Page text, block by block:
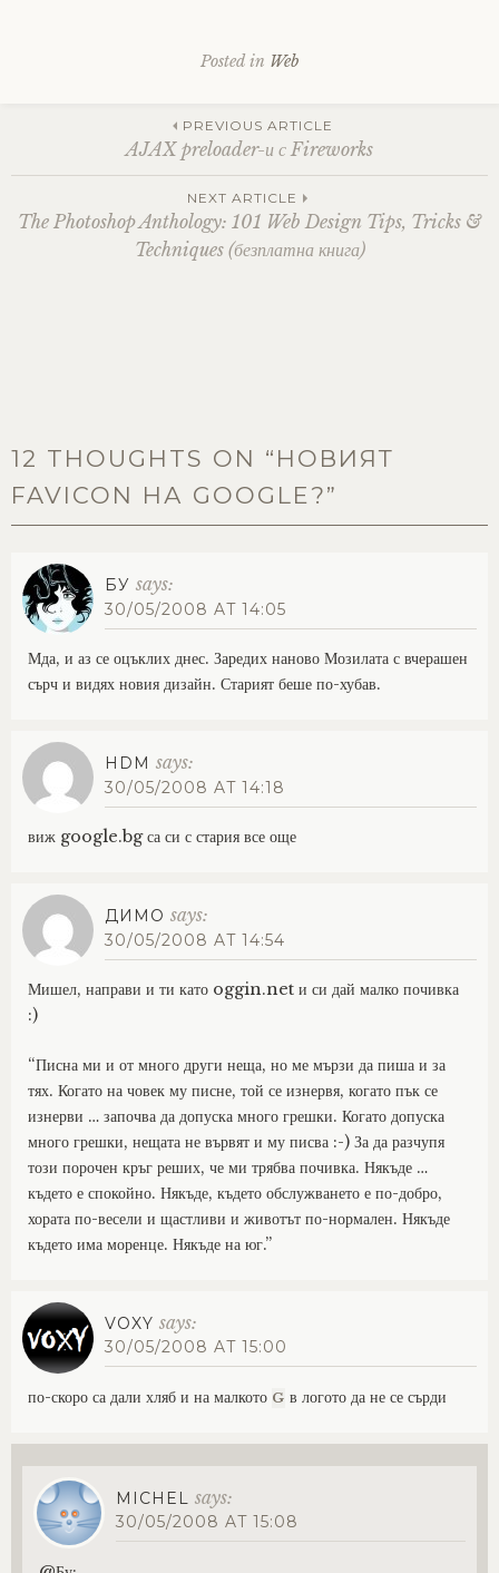
Posted in Web
navigation
PREVIOUS ARTICLE
AJAX preloader-и с Fireworks
NEXT ARTICLE
The Photoshop Anthology: 101 Web Design Tips, Tricks &
Techniques (безплатна книга)
12 THOUGHTS ON “ НОВИЯТ
FAVICON НА GOOGLE?”
БУ says:
30/05/2008 AT 14:05
Мда, и аз се оцъклих днес. Заредих наново Мозилата с вчерашен
сърч и видях новия дизайн. Старият беше по-хубав.
HDM says:
30/05/2008 AT 14:18
виж google.bg са си с стария все още
ДИМО says:
30/05/2008 AT 14:54
Мишел, направи и ти като oggin.net и си дай малко почивка
:)
“Писна ми и от много други неща, но ме мързи да пиша и за
тях. Когато на човек му писне, той се изнервя, когато пък се
изнерви … започва да допуска много грешки. Когато допуска
много грешки, нещата не вървят и му писва :-) За да разчупя
този порочен кръг реших, че ми трябва почивка. Някъде …
където е спокойно. Някъде, където обслужването е по-добро,
хората по-весели и щастливи и животът по-нормален. Някъде
където има моренце. Някъде на юг.”
VOXY says:
30/05/2008 AT 15:00
по-скоро са дали хляб и на малкото G в логото да не се сърди
MICHEL says:
30/05/2008 AT 15:08